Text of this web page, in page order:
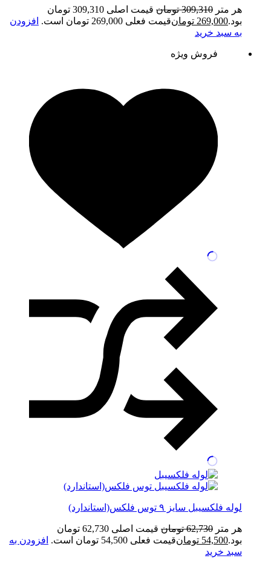
هر متر 309,310 تومان
قیمت اصلی 309,310 تومان
بود.269,000 تومانقیمت فعلی 269,000 تومان است.
افزودن
به سبد خرید
فروش ویژه
لوله فلکسیبل سایز ۹ توس فلکس(استاندارد)
هر متر 62,730 تومان
قیمت اصلی 62,730 تومان
بود.54,500 تومانقیمت فعلی 54,500 تومان است.
افزودن به
سبد خرید